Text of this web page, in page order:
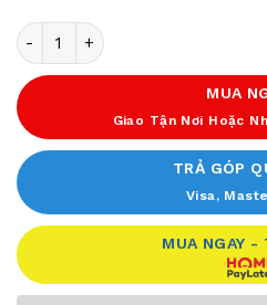
Số lượng
MUA
Giao Tận Nơi Hoặc
TRẢ GÓP
Visa,
MUA NGAY -